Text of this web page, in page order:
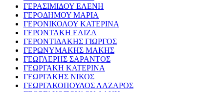
ΓΕΡΑΣΙΜΙΔΟΥ ΕΛΕΝΗ
ΓΕΡΟΔΗΜΟΥ ΜΑΡΙΑ
ΓΕΡΟΝΙΚΟΛΟΥ ΚΑΤΕΡΙΝΑ
ΓΕΡΟΝΤΑΚΗ ΕΛΙΖΑ
ΓΕΡΟΝΤΙΔΑΚΗΣ ΓΙΩΡΓΟΣ
ΓΕΡΩΝΥΜΑΚΗΣ ΜΑΚΗΣ
ΓΕΩΓΛΕΡΗΣ ΣΑΡΑΝΤΟΣ
ΓΕΩΡΓΑΚΗ ΚΑΤΕΡΙΝΑ
ΓΕΩΡΓΑΚΗΣ ΝΙΚΟΣ
ΓΕΩΡΓΑΚΟΠΟΥΛΟΣ ΛΑΖΑΡΟΣ